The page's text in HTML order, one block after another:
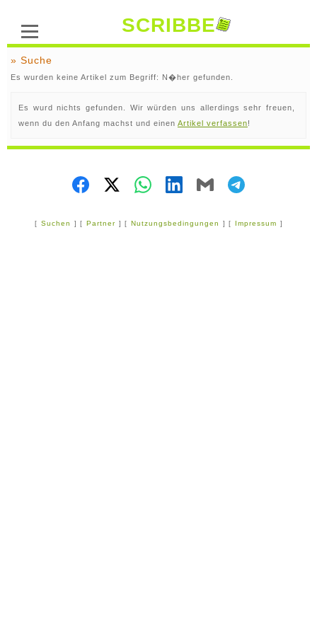
SCRIBBE
» Suche
Es wurden keine Artikel zum Begriff: N�her gefunden.
Es wurd nichts gefunden. Wir würden uns allerdings sehr freuen,
wenn du den Anfang machst und einen Artikel verfassen!
[ Suchen ] [ Partner ] [ Nutzungsbedingungen ] [ Impressum ]